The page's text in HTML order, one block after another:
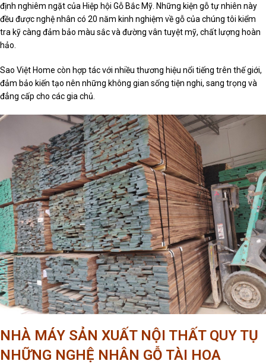
định nghiêm ngặt của Hiệp hội Gỗ Bắc Mỹ. Những kiện gỗ tự nhiên này
đều được nghệ nhân có 20 năm kinh nghiệm về gỗ của chúng tôi kiểm
tra kỹ càng đảm bảo màu sắc và đường vân tuyệt mỹ, chất lượng hoàn
hảo.
Sao Việt Home còn hợp tác với nhiều thương hiệu nổi tiếng trên thế giới,
đảm bảo kiến tạo nên những không gian sống tiện nghi, sang trọng và
đẳng cấp cho các gia chủ.
NHÀ MÁY SẢN XUẤT NỘI THẤT QUY TỤ
NHỮNG NGHỆ NHÂN GỖ TÀI HOA